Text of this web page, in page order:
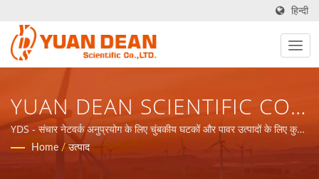
हिन्दी
YUAN DEAN SCIENTIFIC CO.,
LTD.
YDS - संचार नेटवर्क अनुप्रयोग के लिए चुंबकीय घटकों और पावर उत्पादों के लिए कुल
समाधान प्रदान करें।
Home / उत्पाद